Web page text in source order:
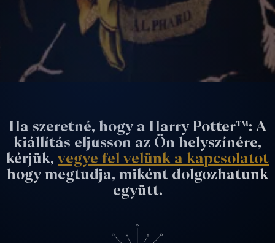
Ha szeretné, hogy a Harry Potter™: A
kiállítás eljusson az Ön helyszínére,
kérjük, vegye fel velünk a kapcsolatot
hogy megtudja, miként dolgozhatunk
együtt.